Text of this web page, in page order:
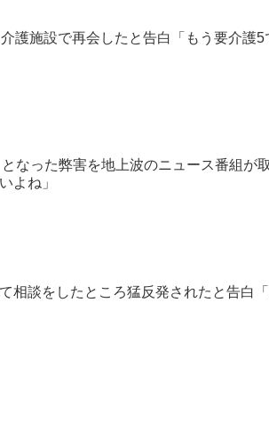
護施設で再会したと告白「もう要介護5
なった弊害を地上波のニュース番組が
よね」
相談をしたところ猛反発されたと告白